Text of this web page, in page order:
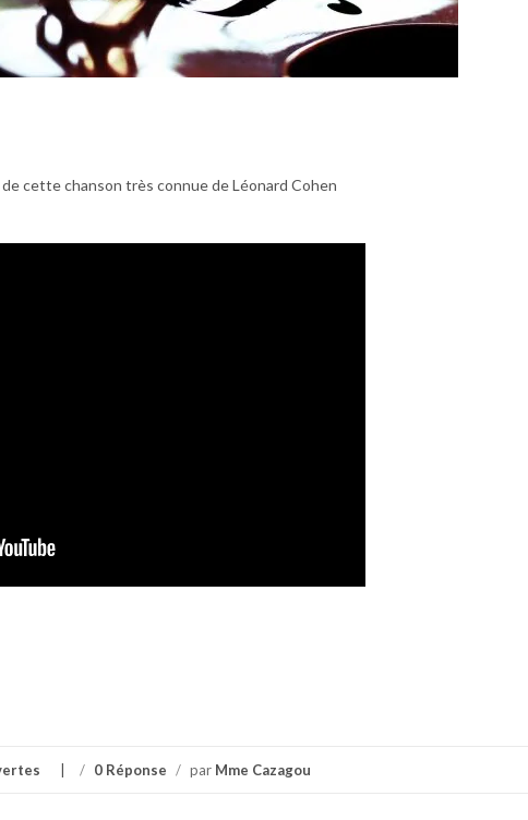
cette chanson très connue de Léonard Cohen
/ 0 Réponse / par Mme Cazagou